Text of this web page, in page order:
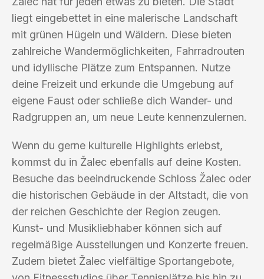
liegt eingebettet in eine malerische Landschaft
mit grünen Hügeln und Wäldern. Diese bieten
zahlreiche Wandermöglichkeiten, Fahrradrouten
und idyllische Plätze zum Entspannen. Nutze
deine Freizeit und erkunde die Umgebung auf
eigene Faust oder schließe dich Wander- und
Radgruppen an, um neue Leute kennenzulernen.
Wenn du gerne kulturelle Highlights erlebst,
kommst du in Žalec ebenfalls auf deine Kosten.
Besuche das beeindruckende Schloss Žalec oder
die historischen Gebäude in der Altstadt, die von
der reichen Geschichte der Region zeugen.
Kunst- und Musikliebhaber können sich auf
regelmäßige Ausstellungen und Konzerte freuen.
Zudem bietet Žalec vielfältige Sportangebote,